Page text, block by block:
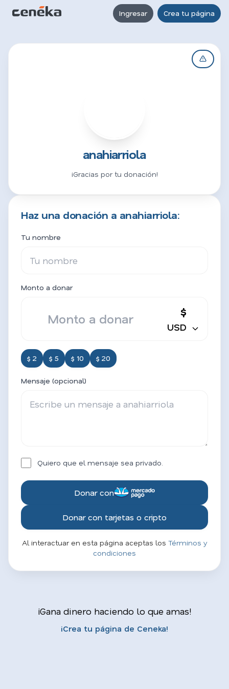
Ingresar Crea tu página
anahiarriola
¡Gracias por tu donación!
Haz una donación a anahiarriola:
Tu nombre
Monto a donar
$
USD
$ 2 $ 5 $ 10 $ 20
Mensaje (opcional)
Quiero que el mensaje sea privado.
Donar con
Donar con tarjetas o cripto
Al interactuar en esta página aceptas los Términos y
condiciones
¡Gana dinero haciendo lo que amas!
¡Crea tu página de Ceneka!